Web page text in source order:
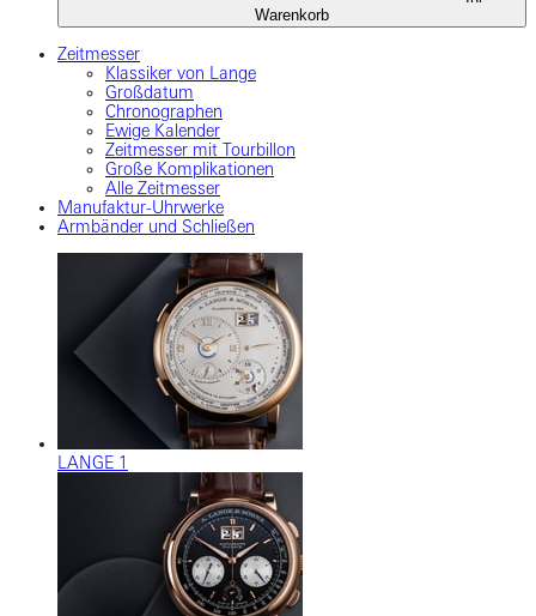
Warenkorb
Zeitmesser
Klassiker von Lange
Großdatum
Chronographen
Ewige Kalender
Zeitmesser mit Tourbillon
Große Komplikationen
Alle Zeitmesser
Manufaktur-Uhrwerke
Armbänder und Schließen
LANGE 1